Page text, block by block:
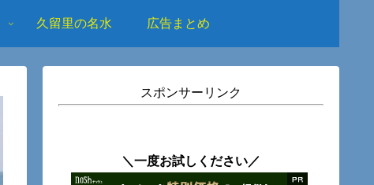
久留里の名水 広告まとめ
スポンサーリンク
＼一度お試しください／